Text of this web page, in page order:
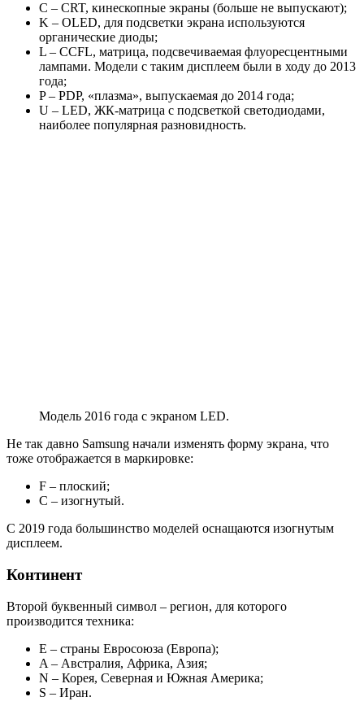
C – CRT, кинескопные экраны (больше не выпускают);
K – OLED, для подсветки экрана используются
органические диоды;
L – CCFL, матрица, подсвечиваемая флуоресцентными
лампами. Модели с таким дисплеем были в ходу до 2013
года;
P – PDP, «плазма», выпускаемая до 2014 года;
U – LED, ЖК-матрица с подсветкой светодиодами,
наиболее популярная разновидность.
Модель 2016 года с экраном LED.
Не так давно Samsung начали изменять форму экрана, что
тоже отображается в маркировке:
F – плоский;
C – изогнутый.
С 2019 года большинство моделей оснащаются изогнутым
дисплеем.
Континент
Второй буквенный символ – регион, для которого
производится техника:
E – страны Евросоюза (Европа);
A – Австралия, Африка, Азия;
N – Корея, Северная и Южная Америка;
S – Иран.